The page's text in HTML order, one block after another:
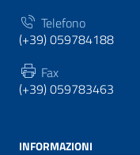
Telefono
(+39) 059784188
Fax
(+39) 059783463
INFORMAZIONI